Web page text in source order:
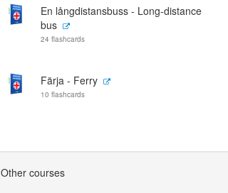
En långdistansbuss - Long-distance
bus
24 flashcards
Färja - Ferry
10 flashcards
Other courses